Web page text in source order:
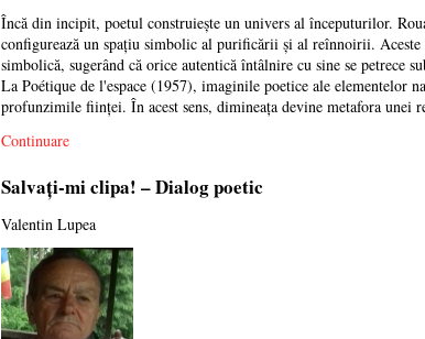
Încă din incipit, poetul construiește un univers al începuturilor.
configurează un spațiu simbolic al purificării și al reînnoirii.
simbolică, sugerând că orice autentică întâlnire cu sine se petrece
La Poétique de l'espace (1957), imaginile poetice ale elementelor
profunzimile ființei. În acest sens, dimineața devine metafora unei
Continuare
Salvați-mi clipa! – Dialog poetic
Valentin Lupea